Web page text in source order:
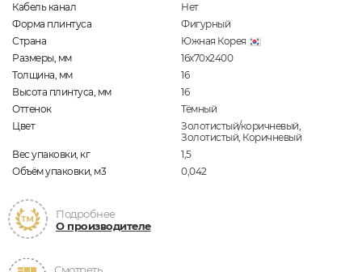
Кабель канал
Нет
Форма плинтуса
Фигурный
Страна
Южная Корея
Размеры, мм
16х70х2400
Толщина, мм
16
Высота плинтуса, мм
16
Оттенок
Тёмный
Цвет
Золотистый/коричневый,
Золотистый, Коричневый
Вес упаковки, кг
1,5
Объём упаковки, м3
0,042
Подробнее
О производителе